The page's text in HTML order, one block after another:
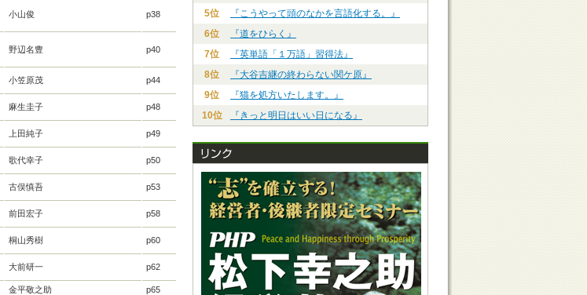
小山俊 p38
野辺名豊 p40
小笠原茂 p44
麻生圭子 p48
上田純子 p49
歌代幸子 p50
古俣慎吾 p53
前田宏子 p58
桐山秀樹 p60
大前研一 p62
金平敬之助
p65
5位
『こうやって頭のなかを言語化する。』
6位
『道をひらく』
7位
『英単語「１万語」習得法』
8位
『大谷吉継の終わらない関ケ原』
9位
『猫を処方いたします。』
10位
『きっと明日はいい日になる』